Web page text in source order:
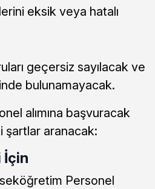
eksik veya hatalı
geçersiz sayılacak ve
bulunamayacak.
alımına başvuracak
şartlar aranacak:
İçin
Personel